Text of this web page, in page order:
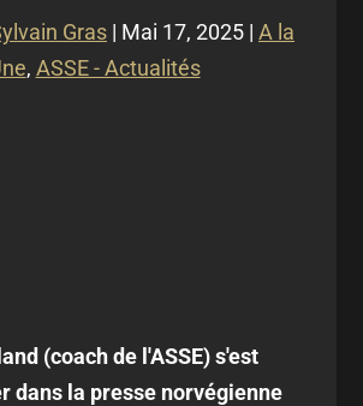
Gras | Mai 17, 2025 | A la
, ASSE - Actualités
(coach de l'ASSE) s'est
dans la presse norvégienne